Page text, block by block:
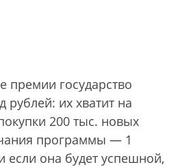
премии государство
рублей: их хватит на
200 тыс. новых
программы — 1
если она будет успешной,